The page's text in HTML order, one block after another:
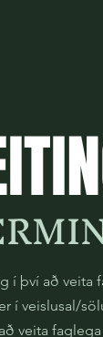
í því að veita
í veislusal/
veita